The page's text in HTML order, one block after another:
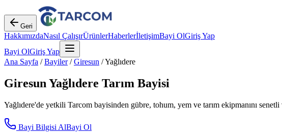
Geri
HakkımızdaNasıl ÇalışırÜrünlerHaberlerİletişimBayi OlGiriş Yap
Bayi OlGiriş Yap
Ana Sayfa /Bayiler/Giresun /Yağlıdere
Giresun Yağlıdere Tarım Bayisi
Yağlıdere'de yetkili Tarcom bayisinden gübre, tohum, yem ve tarım ekipmanını
Bayi Bilgisi AlBayi Ol